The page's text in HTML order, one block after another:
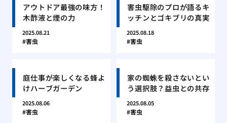
アウトドア最強の味方！
木酢液と煙の力
2025.08.21
害虫
害虫駆除のプロが語るキ
ッチンとゴキブリの真実
2025.08.18
害虫
庭仕事が楽しくなる蜂よ
けハーブガーデン
2025.08.06
害虫
家の蜘蛛を殺さないとい
う選択肢？益虫との共存
2025.08.05
害虫